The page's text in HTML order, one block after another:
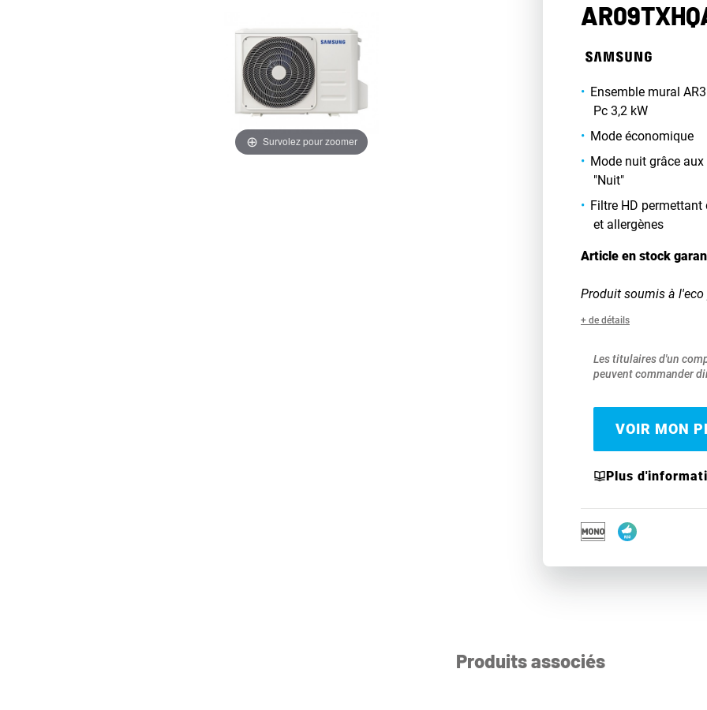
Survolez pour zoomer
Ensemble mural
Pc 3,2 kW
Mode économique
Mode nuit grâce
"Nuit"
Filtre HD
et allergènes
Article en stock
Produit soumis à l'eco
+ de détails
Les titulaires d'un
peuvent commander
VOIR MON
Plus
Produits associés